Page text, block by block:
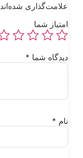
شده‌اند*
شما
شما *